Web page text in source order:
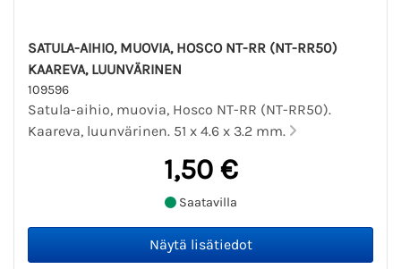
SATULA-AIHIO, MUOVIA, HOSCO NT-RR (NT-RR50)
KAAREVA, LUUNVÄRINEN
109596
Satula-aihio, muovia, Hosco NT-RR (NT-RR50).
Kaareva, luunvärinen. 51 x 4.6 x 3.2 mm.
1,50 €
Saatavilla